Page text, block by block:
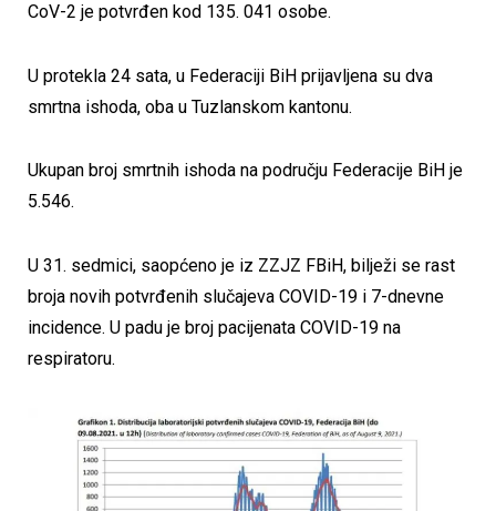
CoV-2 je potvrđen kod 135. 041 osobe.
U protekla 24 sata, u Federaciji BiH prijavljena su dva
smrtna ishoda, oba u Tuzlanskom kantonu.
Ukupan broj smrtnih ishoda na području Federacije BiH je
5.546.
U 31. sedmici, saopćeno je iz ZZJZ FBiH, bilježi se rast
broja novih potvrđenih slučajeva COVID-19 i 7-dnevne
incidence. U padu je broj pacijenata COVID-19 na
respiratoru.